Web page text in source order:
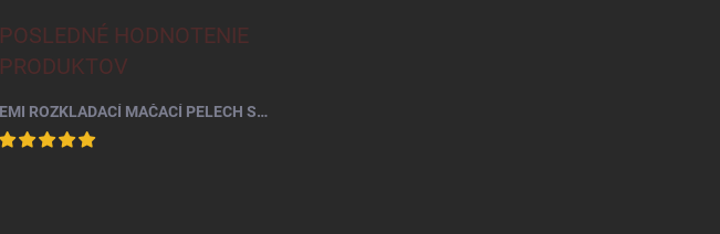
POSLEDNÉ HODNOTENIE
PRODUKTOV
EMI ROZKLADACÍ MAČACÍ PELECH SIVÝ